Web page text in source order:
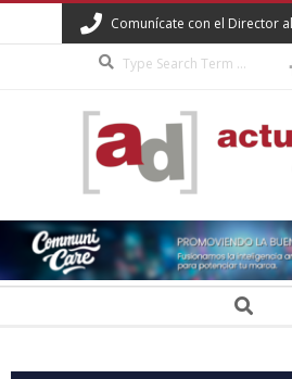
to
Comunícate con el Director
ACTUALIDAD
DIGITAL Search